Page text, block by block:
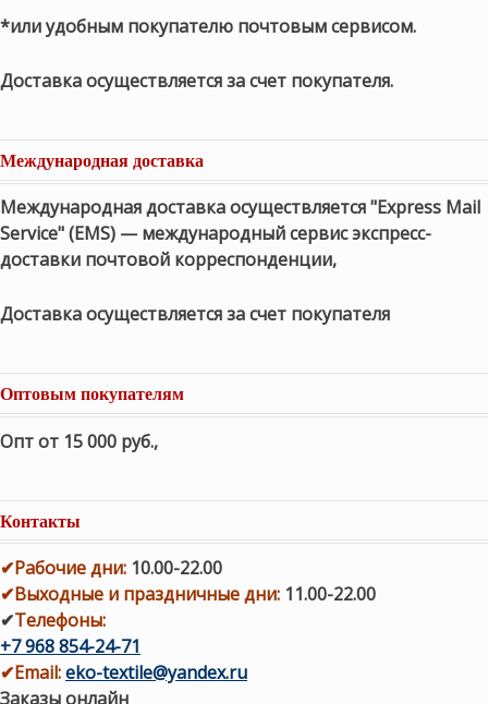
*или удобным покупателю почтовым сервисом.
Доставка осуществляется за счет покупателя.
Международная доставка
Международная доставка осуществляется "Express Mail
Service" (EMS) — международный сервис экспресс-
доставки почтовой корреспонденции,
Доставка осуществляется за счет покупателя
Оптовым покупателям
Опт от 15 000 руб.,
Контакты
✔Рабочие дни: 10.00-22.00
✔Выходные и праздничные дни: 11.00-22.00
✔Телефоны:
+7 968 854-24-71
✔Email:eko-textile@yandex.ru
Заказы онлайн